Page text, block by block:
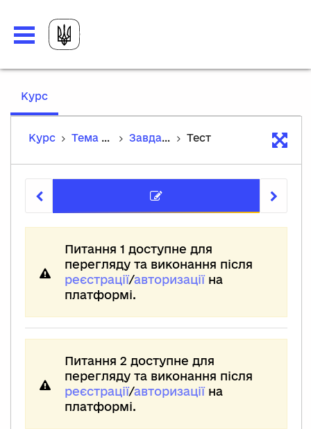
Курс,
Курс
Тема 2. Елементи дерев'яних будівель Завдання до теми Тест
Питання 1 доступне для
перегляду та виконання після
реєстрації/авторизаціїна
платформі.
Питання 2 доступне для
перегляду та виконання після
реєстрації/авторизаціїна
платформі.